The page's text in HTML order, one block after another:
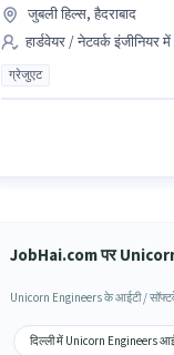
जुबली हिल्स, हैदराबाद
हार्डवेयर / नेटवर्क इंजीनियर
ग्रेजुएट
JobHai.com पर
Unicorn Engineers के आईटी /
दिल्ली में Unicorn Engineers